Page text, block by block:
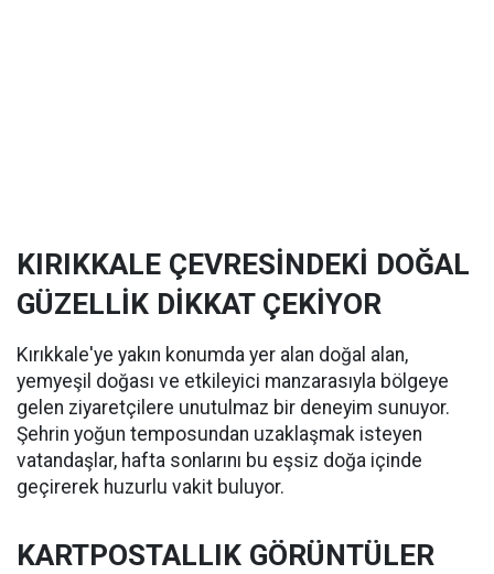
KIRIKKALE ÇEVRESİNDEKİ DOĞAL
GÜZELLİK DİKKAT ÇEKİYOR
Kırıkkale'ye yakın konumda yer alan doğal alan,
yemyeşil doğası ve etkileyici manzarasıyla bölgeye
gelen ziyaretçilere unutulmaz bir deneyim sunuyor.
Şehrin yoğun temposundan uzaklaşmak isteyen
vatandaşlar, hafta sonlarını bu eşsiz doğa içinde
geçirerek huzurlu vakit buluyor.
KARTPOSTALLIK GÖRÜNTÜLER